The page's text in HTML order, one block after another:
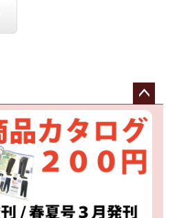
ペー
ジト
ップ
へ